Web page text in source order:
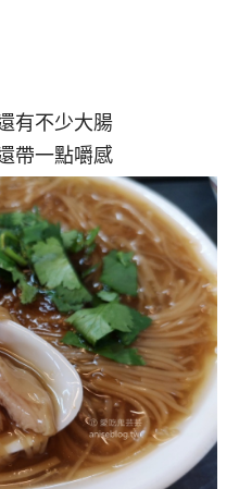
有不少大腸
帶一點嚼感